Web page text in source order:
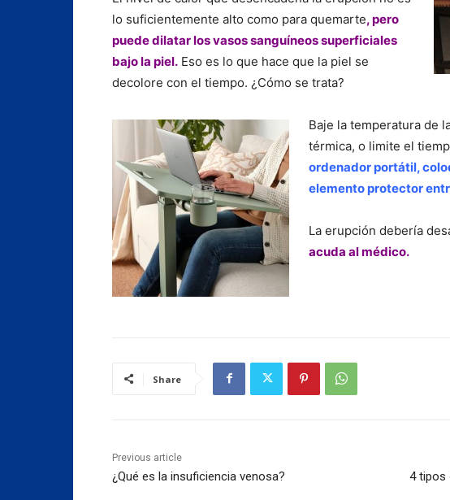
lo suficientemente alto como para quemarte, pero
puede dilatar los vasos sanguíneos superficiales
bajo la piel. Eso es lo que hace que la piel se
decolore con el tiempo. ¿Cómo se trata?
Baje la temperatura de
térmica, o limite el
ordenador portátil,
elemento protector
La erupción debería
acuda al médico.
Share
Previous article
¿Qué es la insuficiencia venosa?
4 tipos